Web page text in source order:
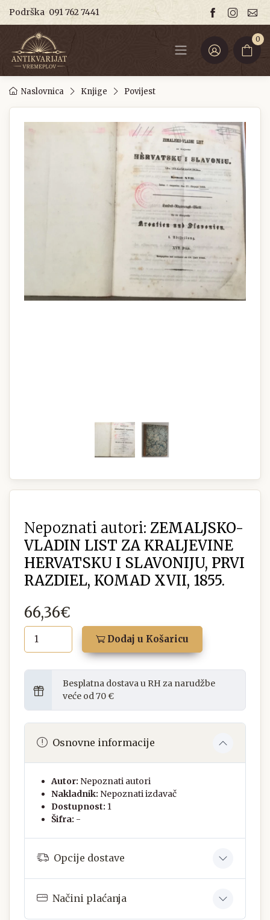
Podrška 091 762 7441
0
Naslovnica Knjige Povijest
Nepoznati autori: ZEMALJSKO-
VLADIN LIST ZA KRALJEVINE
HERVATSKU I SLAVONIJU, PRVI
RAZDIEL, KOMAD XVII, 1855.
66,36€
Dodaj u Košaricu
Besplatna dostava u RH za narudžbe
veće od 70 €
Osnovne informacije
Autor: Nepoznati autori
Nakladnik: Nepoznati izdavač
Dostupnost: 1
Šifra: -
Opcije dostave
Načini plaćanja